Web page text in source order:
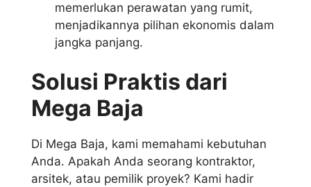
memerlukan perawatan yang rumit,
menjadikannya pilihan ekonomis dalam
jangka panjang.
Solusi Praktis dari
Mega Baja
Di Mega Baja, kami memahami kebutuhan
Anda. Apakah Anda seorang kontraktor,
arsitek, atau pemilik proyek? Kami hadir